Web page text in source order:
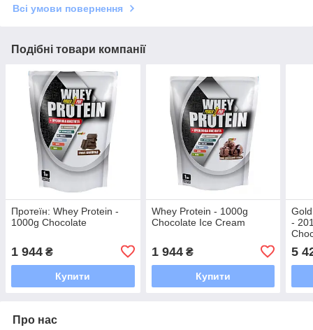
Всі умови повернення
Подібні товари компанії
Протеїн: Whey Protein -
1000g Chocolate
1 944 ₴
Купити
Whey Protein - 1000g
Chocolate Ice Cream
1 944₴
Купити
-
5
Про нас